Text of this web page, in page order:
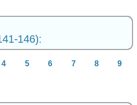
146):
4 5 6 7 8 9